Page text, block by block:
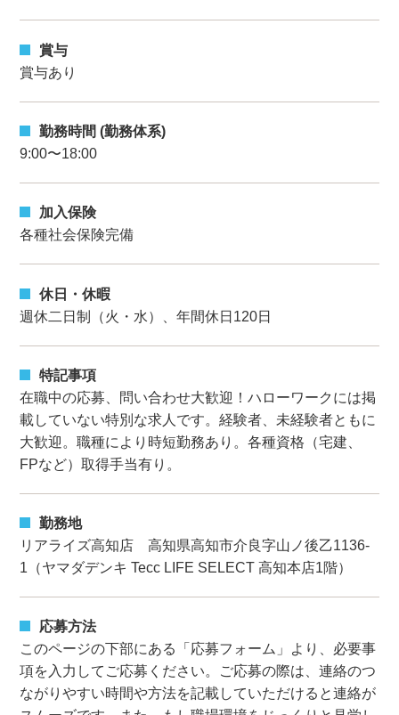
賞与
賞与あり
勤務時間 (勤務体系)
9:00〜18:00
加入保険
各種社会保険完備
休日・休暇
週休二日制（火・水）、年間休日120日
特記事項
在職中の応募、問い合わせ大歓迎！ハローワークには掲
載していない特別な求人です。経験者、未経験者ともに
大歓迎。職種により時短勤務あり。各種資格（宅建、
FPなど）取得手当有り。
勤務地
リアライズ高知店 高知県高知市介良字山ノ後乙1136-
1（ヤマダデンキ Tecc LIFE SELECT 高知本店1階）
応募方法
このページの下部にある「応募フォーム」より、必要事
項を入力してご応募ください。ご応募の際は、連絡のつ
ながりやすい時間や方法を記載していただけると連絡が